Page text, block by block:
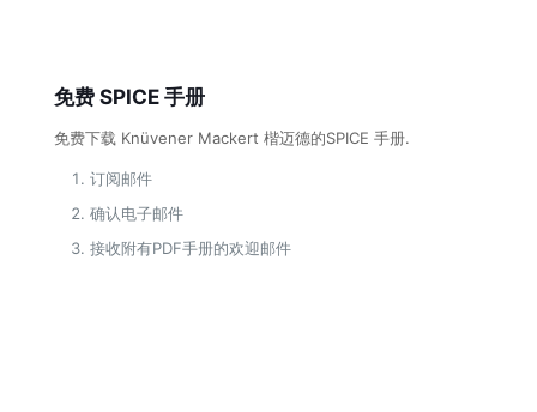
免费 SPICE 手册
免费下载 Knüvener Mackert 楷迈德的SPICE 手册.
订阅邮件
确认电子邮件
接收附有PDF手册的欢迎邮件